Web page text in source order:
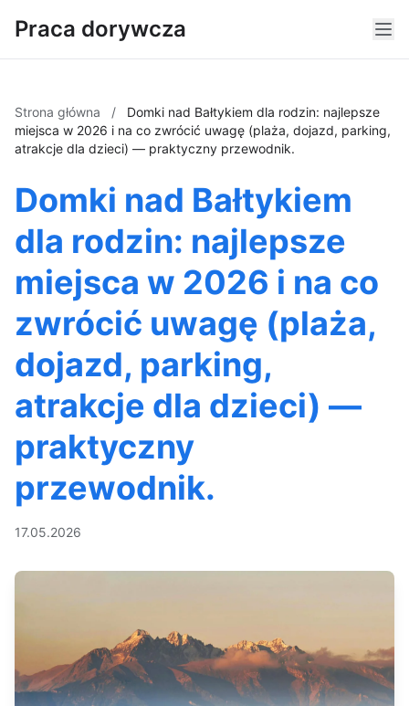
Praca dorywcza
Strona główna /
Domki nad Bałtykiem dla rodzin: najlepsze
miejsca w 2026 i na co zwrócić uwagę (plaża, dojazd, parking,
atrakcje dla dzieci) — praktyczny przewodnik.
Domki nad Bałtykiem
dla rodzin: najlepsze
miejsca w 2026 i na co
zwrócić uwagę (plaża,
dojazd, parking,
atrakcje dla dzieci) —
praktyczny
przewodnik.
17.05.2026